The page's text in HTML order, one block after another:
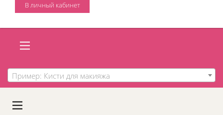
В личный кабинет
Пример: Кисти для макияжа
A
C
D